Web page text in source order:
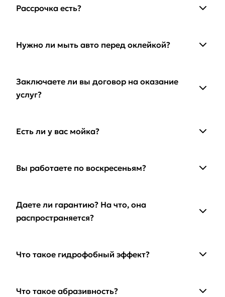
Рассрочка есть?
Нужно ли мыть авто перед оклейкой?
Заключаете ли вы договор на оказание
услуг?
Есть ли у вас мойка?
Вы работаете по воскресеньям?
Даете ли гарантию? На что, она
распространяется?
Что такое гидрофобный эффект?
Что такое абразивность?